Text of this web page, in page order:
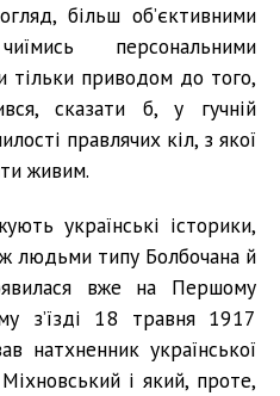
більш об’єктивними
персональними
тільки приводом до того,
сказати б, у гучній
правлячих кіл, з якої
живим.
українські історики,
людьми типу Болбочана й
вже на Першому
з’їзді 18 травня 1917
натхненник української
і який, проте,